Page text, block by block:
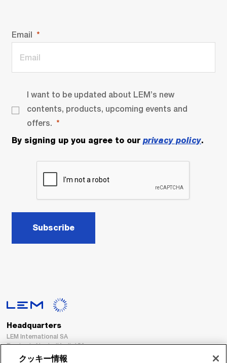
Email
I want to be updated about LEM’s new
contents, products, upcoming events and
offers.
By signing up you agree to our privacy policy.
Subscribe
Headquarters
LEM International SA
Route du Nant-d’Avril, 152
1217 Meyrin
クッキー情報